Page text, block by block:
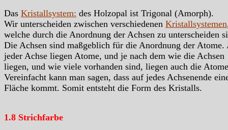
Das Kristallsystem: des Holzopal ist Trigonal (Amorph).
Wir unterscheiden zwischen verschiedenen Kristallsystemen
welche durch die Anordnung der Achsen zu unterscheiden
Die Achsen sind maßgeblich für die Anordnung der Atome.
jeder Achse liegen Atome, und je nach dem wie die Achsen
liegen, und wie viele vorhanden sind, liegen auch die
Vereinfacht kann man sagen, dass auf jedes Achsenende
Fläche kommt. Somit entsteht die Form des Kristalls.
1.8 Strichfarbe